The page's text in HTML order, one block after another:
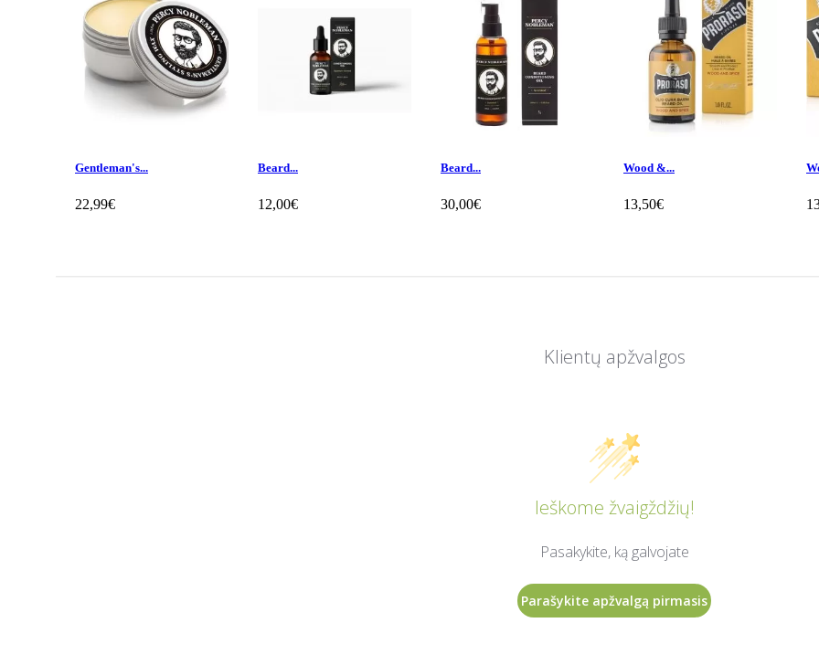
Gentleman's...
22,99€
Beard...
12,00€
Beard...
30,00€
Wood &...
13,50€
Klientų apžvalgos
Ieškome žvaigždžių!
Pasakykite, ką galvojate
Parašykite apžvalgą pirmasis